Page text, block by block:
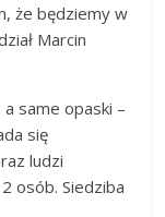
że będziemy w
Marcin
same opaski –
się
ludzi
osób. Siedziba